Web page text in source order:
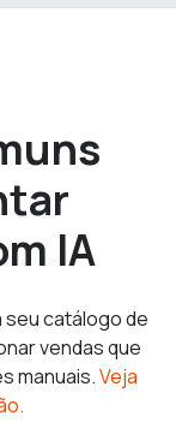
IA
catálogo de
vendas que
manuais.Veja